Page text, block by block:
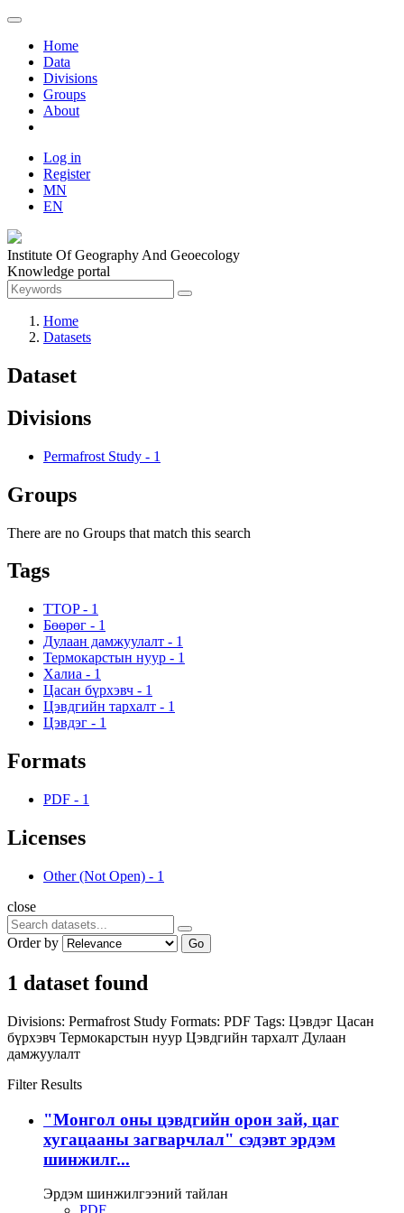
Home
Data
Divisions
Groups
About
Log in
Register
MN
EN
Institute Of Geography And Geoecology
Knowledge portal
Home
Datasets
Dataset
Divisions
Permafrost Study - 1
Groups
There are no Groups that match this search
Tags
TTOP - 1
Бөөрөг - 1
Дулаан дамжуулалт - 1
Термокарстын нуур - 1
Халиа - 1
Цасан бүрхэвч - 1
Цэвдгийн тархалт - 1
Цэвдэг - 1
Formats
PDF - 1
Licenses
Other (Not Open) - 1
close
Order by Go
1 dataset found
Divisions: Permafrost Study Formats: PDF Tags: Цэвдэг Цасан
бүрхэвч Термокарстын нуур Цэвдгийн тархалт Дулаан
дамжуулалт
Filter Results
"Монгол оны цэвдгийн орон зай, цаг
хугацааны загварчлал" сэдэвт эрдэм
шинжилг...
Эрдэм шинжилгээний тайлан